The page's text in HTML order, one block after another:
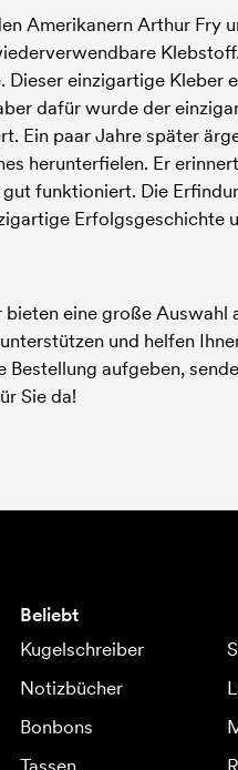
Amerikanern Arthur Fry
einzigartige Kleber
dafür wurde der
Ein paar Jahre später
herunterfielen. Er
funktioniert. Die
eine große Auswahl
und helfen
aufgeben,
Sie da!
Beliebt
Kugelschreiber
Notizbücher
Bonbons